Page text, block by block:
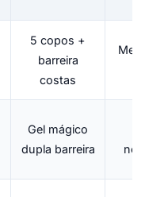
5 copos +
barreira
costas
Gel mágico
dupla barreira